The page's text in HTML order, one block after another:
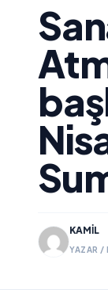
KAMIL
YAZAR /